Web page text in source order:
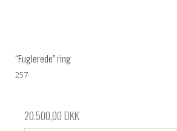
“Fuglerede” ring
257
20.500,00 DKK